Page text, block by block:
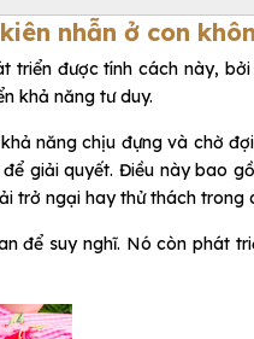
nhẫn ở con
triển được tính cách này,
khả năng tư duy.
năng chịu đựng và chờ
giải quyết. Điều này bao
trở ngại hay thử thách trong
để suy nghĩ. Nó còn phát